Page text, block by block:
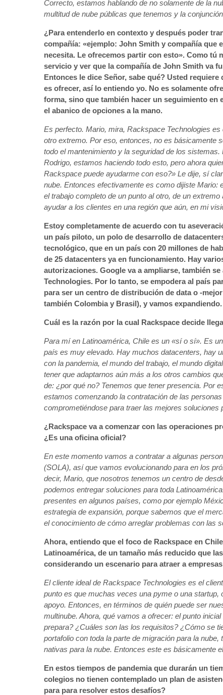
Correcto, estamos hablando de no solamente de la
multitud de nube públicas que tenemos y la
¿Para entenderlo en contexto y después poder
compañía: «ejemplo: John Smith y compañía que
necesita. Le ofrecemos partir con esto». Como tú
servicio y ver que la compañía de John Smith va
Entonces le dice Señor, sabe qué? Usted
es ofrecer, así lo entiendo yo. No es solamente
forma, sino que también hacer un seguimiento en
el abanico de opciones a la mano.
Es perfecto. Mario, mira, Rackspace Technologies
otro extremo. Por eso, entonces, no es básicamente
todo el mantenimiento y la seguridad de los
Rodrigo, estamos haciendo todo esto, pero ahora
Rackspace puede ayudarme con eso?» Le dije, sí
nube. Entonces efectivamente es como dijiste
el trabajo completo de un punto al otro, de un
ayudar a los clientes en una región que aún, en mi
Estoy completamente de acuerdo con tu
un país piloto, un polo de desarrollo de
tecnológico, que en un país con 20 millones de
de 25 datacenters ya en funcionamiento. Hay
autorizaciones. Google va a ampliarse, también
Technologies. Por lo tanto, se empodera al país
para ser un centro de distribución de data o -
también Colombia y Brasil), y vamos expandiendo.
Cuál es la razón por la cual Rackspace decide
Para mí en Latinoamérica, Chile es un «sí o sí». Es
país es muy elevado. Hay muchos datacenters, hay
con la pandemia, el mundo del trabajo, el mundo
tener que adaptarnos aún más a los otros cambios
de: ¿por qué no? Tenemos que tener presencia. Por
estamos comenzando la contratación de las
comprometiéndose para traer las mejores soluciones
¿Rackspace va a comenzar con las operaciones
¿Es una oficina oficial?
En este momento vamos a contratar a algunas
(SOLA), así que vamos evolucionando para en los
decir, Mario, que nosotros tenemos un centro de
podemos entregar soluciones para toda
presentes en algunos países, como por ejemplo
estrategia de expansión, porque sabemos que el
el conocimiento de cómo arreglar problemas con las
Ahora, entiendo que el foco de Rackspace en
Latinoamérica, de un tamaño más reducido que
considerando un escenario para atraer a
El cliente ideal de Rackspace Technologies es el
punto es que muchas veces una pyme o una
apoyo. Entonces, en términos de quién puede ser
multinube. Ahora, qué vamos a ofrecer: el punto
prepara? ¿Cuáles son las los requisitos? ¿Cómo se
portafolio con toda la parte de migración para la
nativas para la nube. Entonces este es básicamente
En estos tiempos de pandemia que durarán un
colegios no tienen contemplado un plan de
para para resolver estos desafíos?